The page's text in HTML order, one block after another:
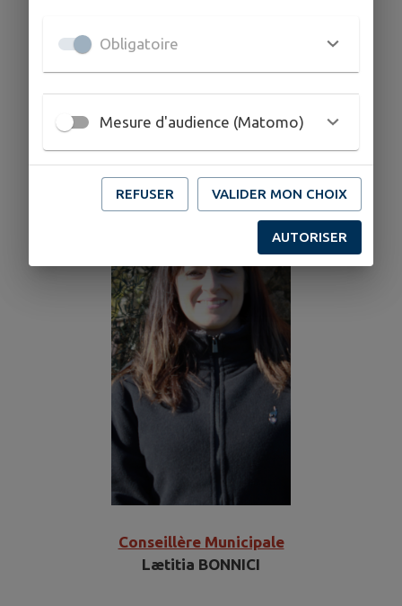
Geneviève HADJ-SAID
Conseillère Municipale
Lætitia BONNICI
Obligatoire
Mesure d'audience (Matomo)
REFUSER VALIDER MON CHOIX
AUTORISER